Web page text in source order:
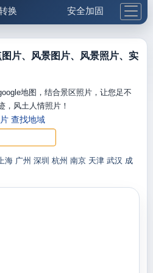
换 安全加固
民 更多工具
片、风景图片、风景照片、实
地图，结合景区照片，让您足不
，风土人情照片！
查找地域
海 广州 深圳 杭州 南京 天津 武汉 成